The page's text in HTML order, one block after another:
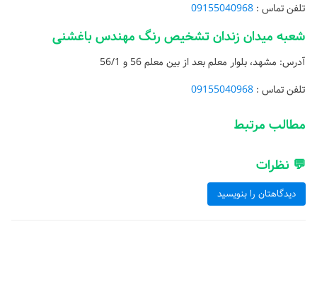
تلفن تماس : 09155040968
شعبه میدان زندان تشخیص رنگ مهندس باغشنی
آدرس: مشهد، بلوار معلم بعد از بین معلم 56 و 56/1
تلفن تماس : 09155040968
مطالب مرتبط
💬 نظرات
دیدگاهتان را بنویسید